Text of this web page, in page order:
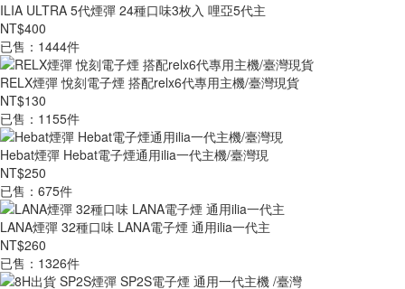
ILIA ULTRA 5代煙彈 24種口味3枚入 哩亞5代主
NT$400
已售：1444件
RELX煙彈 悅刻電子煙 搭配relx6代專用主機/臺灣現貨
NT$130
已售：1155件
Hebat煙彈 Hebat電子煙通用ilia一代主機/臺灣現
NT$250
已售：675件
LANA煙彈 32種口味 LANA電子煙 通用ilia一代主
NT$260
已售：1326件